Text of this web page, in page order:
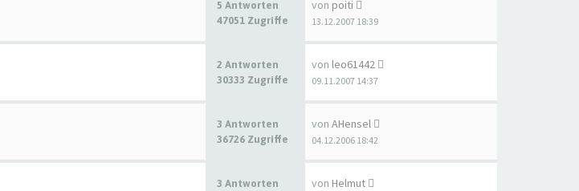
5 Antworten
47051 Zugriffe
von poiti
13.12.2007 18:39
2 Antworten
30333 Zugriffe
von leo61442
09.11.2007 14:37
3 Antworten
36726 Zugriffe
von AHensel
04.12.2006 18:42
3 Antworten
von Helmut